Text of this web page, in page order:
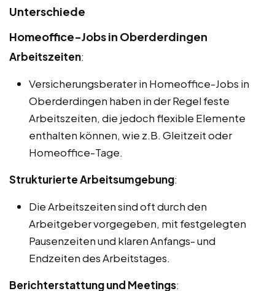
Unterschiede
Homeoffice-Jobs in Oberderdingen
Arbeitszeiten:
Versicherungsberater in Homeoffice-Jobs in
Oberderdingen haben in der Regel feste
Arbeitszeiten, die jedoch flexible Elemente
enthalten können, wie z.B. Gleitzeit oder
Homeoffice-Tage.
Strukturierte Arbeitsumgebung:
Die Arbeitszeiten sind oft durch den
Arbeitgeber vorgegeben, mit festgelegten
Pausenzeiten und klaren Anfangs- und
Endzeiten des Arbeitstages.
Berichterstattung und Meetings: